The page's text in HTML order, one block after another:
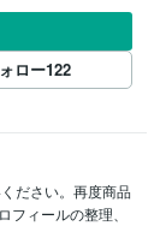
ロー122
ださい。再度商品
ィールの整理、